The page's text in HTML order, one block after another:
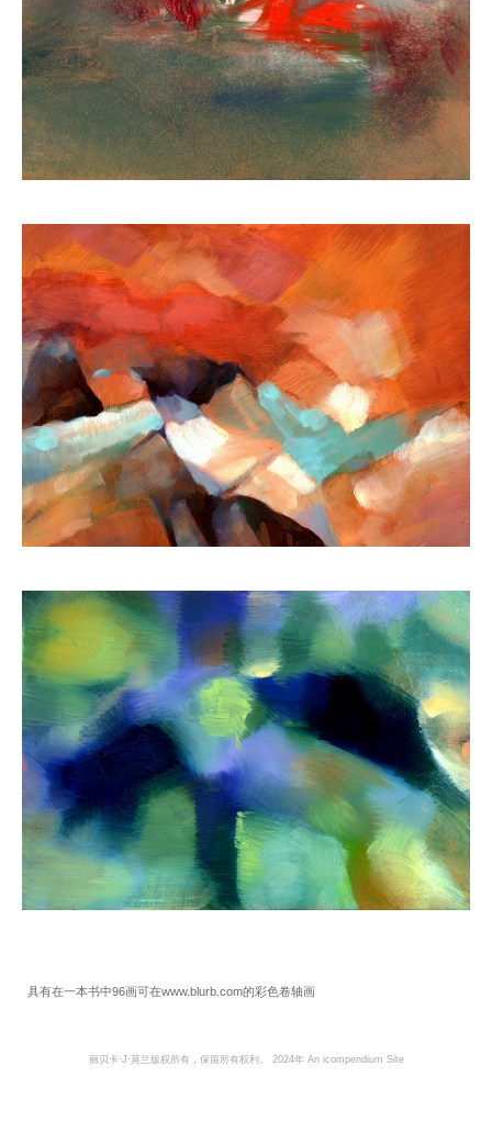
具有在一本书中96画可在www.blurb.com的彩色卷轴画
丽贝卡·J·莫兰版权所有，保留所有权利。 2024年 An icompendium Site